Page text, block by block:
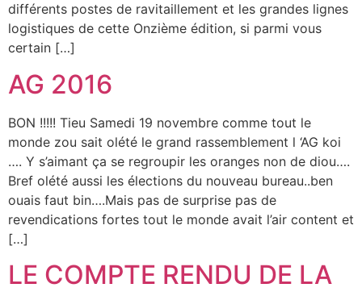
différents postes de ravitaillement et les grandes lignes
logistiques de cette Onzième édition, si parmi vous
certain […]
AG 2016
BON !!!!! Tieu Samedi 19 novembre comme tout le
monde zou sait olété le grand rassemblement l ‘AG koi
…. Y s’aimant ça se regroupir les oranges non de diou….
Bref olété aussi les élections du nouveau bureau..ben
ouais faut bin….Mais pas de surprise pas de
revendications fortes tout le monde avait l’air content et
[…]
LE COMPTE RENDU DE LA